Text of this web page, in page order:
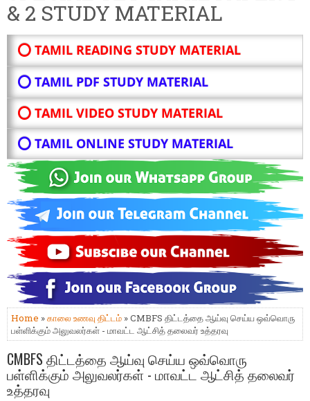
& 2 STUDY MATERIAL
⭕ TAMIL READING STUDY MATERIAL
⭕ TAMIL PDF STUDY MATERIAL
⭕ TAMIL VIDEO STUDY MATERIAL
⭕ TAMIL ONLINE STUDY MATERIAL
Home »காலை உணவு திட்டம் » CMBFS திட்டத்தை ஆய்வு செய்ய ஒவ்வொரு
பள்ளிக்கும் அலுவலர்கள் - மாவட்ட ஆட்சித் தலைவர் உத்தரவு
CMBFS திட்டத்தை ஆய்வு செய்ய ஒவ்வொரு
பள்ளிக்கும் அலுவலர்கள் - மாவட்ட ஆட்சித் தலைவர்
உத்தரவு